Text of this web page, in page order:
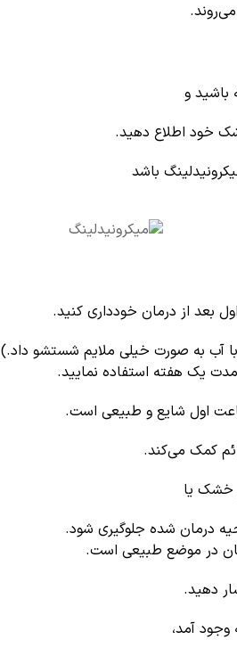
باشید و
خود اطلاع دهید.
باشد
آب به صورت خیلی ملایم شستشو داد.)
کمک می‌کند.
خشک یا
درمان شده جلوگیری شود.
دهید.